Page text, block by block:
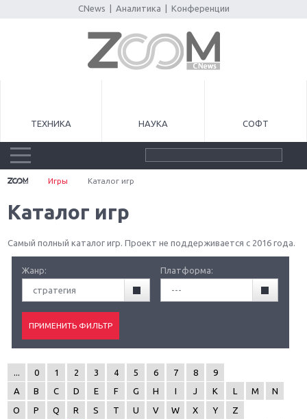
CNews Аналитика Конференции
ТЕХНИКА НАУКА СОФТ
Игры Каталог игр
Каталог игр
Самый полный каталог игр. Проект не поддерживается с 2016 года.
Жанр:
стратегия
Платформа:
---
0 1 2 3 4 5 6 7 8
9
A
B C D E F G H I J K L M
N
O
P Q R S T U V W X Y
Z